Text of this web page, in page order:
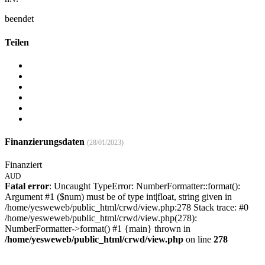
beendet
Teilen
Finanzierungsdaten (28/01/2023)
Finanziert
AUD
Fatal error: Uncaught TypeError: NumberFormatter::format():
Argument #1 ($num) must be of type int|float, string given in
/home/yesweweb/public_html/crwd/view.php:278 Stack trace: #0
/home/yesweweb/public_html/crwd/view.php(278):
NumberFormatter->format() #1 {main} thrown in
/home/yesweweb/public_html/crwd/view.php on line 278